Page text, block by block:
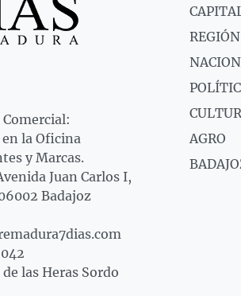
la Oficina
y Marcas.
Juan Carlos I,
Badajoz
las Heras Sordo
REGIÓN
AGRO